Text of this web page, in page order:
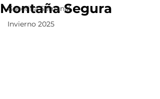
Gacetilla Semanal
Invierno 2025
Montaña Segura